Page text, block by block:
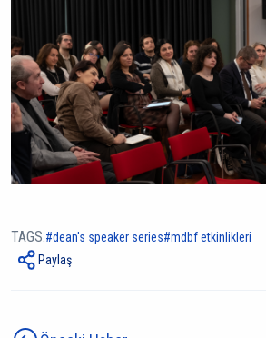
TAGS: dean's speaker series mdbf etkinlikleri
Paylaş